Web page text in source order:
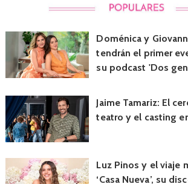
Doménica y
tendrán el primer
su podcast 'Dos
Jaime Tamariz: El
teatro y el casting
Luz Pinos y el viaje
‘Casa Nueva’, su